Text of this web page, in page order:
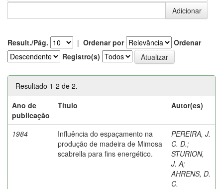
Result./Pág. | Ordenar por
Ordenar
Registro(s)
Resultado 1-2 de 2.
Ano de
publicação
Título Autor(es)
1984
Influência do espaçamento na
produção de madeira de Mimosa
scabrella para fins energético.
PEREIRA, J.
C. D.;
STURION,
J. A;
AHRENS, D.
C.